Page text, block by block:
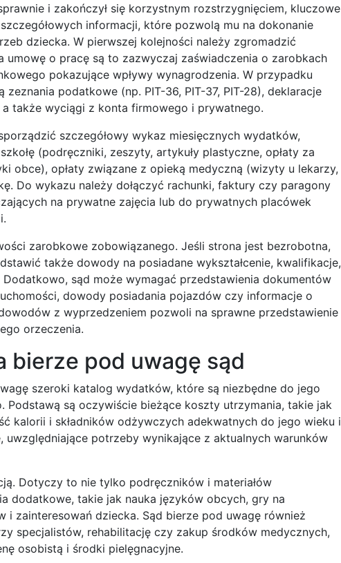
i zakończył się korzystnym rozstrzygnięciem, kluczowe
informacji, które pozwolą mu na dokonanie
dziecka. W pierwszej kolejności należy zgromadzić
o pracę są to zazwyczaj zaświadczenia o zarobkach
pokazujące wpływy wynagrodzenia. W przypadku
podatkowe (np. PIT-36, PIT-37, PIT-28), deklaracje
także wyciągi z konta firmowego i prywatnego.
szczegółowy wykaz miesięcznych wydatków,
(podręczniki, zeszyty, artykuły plastyczne, opłaty za
obce), opłaty związane z opieką medyczną (wizyty u lekarzy,
Do wykazu należy dołączyć rachunki, faktury czy paragony
na prywatne zajęcia lub do prywatnych placówek
zarobkowe zobowiązanego. Jeśli strona jest bezrobotna,
także dowody na posiadane wykształcenie, kwalifikacje,
sąd może wymagać przedstawienia dokumentów
dowody posiadania pojazdów czy informacje o
z wyprzedzeniem pozwoli na sprawne przedstawienie
orzeczenia.
bierze pod uwagę sąd
szeroki katalog wydatków, które są niezbędne do jego
Podstawą są oczywiście bieżące koszty utrzymania, takie jak
kalorii i składników odżywczych adekwatnych do jego wieku i
potrzeby wynikające z aktualnych warunków
Dotyczy to nie tylko podręczników i materiałów
dodatkowe, takie jak nauka języków obcych, gry na
zainteresowań dziecka. Sąd bierze pod uwagę również
specjalistów, rehabilitację czy zakup środków medycznych,
osobistą i środki pielęgnacyjne.